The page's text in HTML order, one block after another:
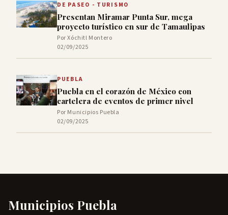
DE PASEO - TURISMO
Presentan Miramar Punta Sur, mega
proyecto turístico en sur de Tamaulipas
Por Xóchitl Montero
02/09/2025
PUEBLA
Puebla en el corazón de México con
cartelera de eventos de primer nivel
Por Municipios Puebla
02/09/2025
Municipios Puebla